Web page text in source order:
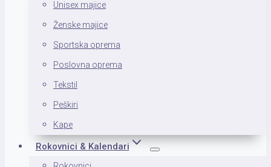
Unisex majice
Ženske majice
Sportska oprema
Poslovna oprema
Tekstil
Peškiri
Kape
Rokovnici & Kalendari